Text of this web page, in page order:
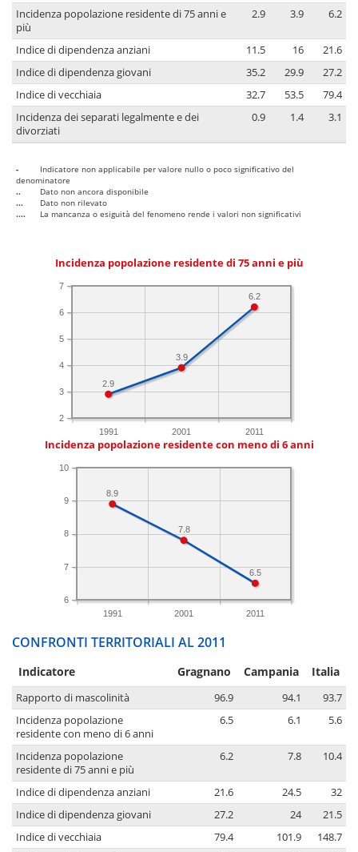
Incidenza popolazione residente di 75 anni e
più
2.9 3.9 6.2
Indice di dipendenza anziani 11.5 16
21.6
Indice di dipendenza giovani
35.2 29.9
27.2
Indice di vecchiaia
32.7 53.5
79.4
Incidenza dei separati legalmente e dei
divorziati
0.9 1.4 3.1
-
Indicatore non applicabile per valore nullo o poco significativo del
denominatore
..
Dato non ancora disponibile
...
Dato non rilevato
....
La mancanza o esiguità del fenomeno rende i valori non significativi
Incidenza popolazione residente di 75 anni e più
1991 2001 2011
2
3
4
5
6
7
6.2
3.9
2.9
Incidenza popolazione residente con meno di 6 anni
1991 2001 2011
6
7
8
9
10
6.5
7.8
8.9
CONFRONTI TERRITORIALI AL 2011
Indicatore Gragnano Campania Italia
Rapporto di mascolinità 96.9 94.1
93.7
Incidenza popolazione
residente con meno di 6 anni
6.5 6.1 5.6
Incidenza popolazione
residente di 75 anni e più
6.2 7.8 10.4
Indice di dipendenza anziani 21.6 24.5
32
Indice di dipendenza giovani
27.2 24
21.5
Indice di vecchiaia
79.4 101.9
148.7